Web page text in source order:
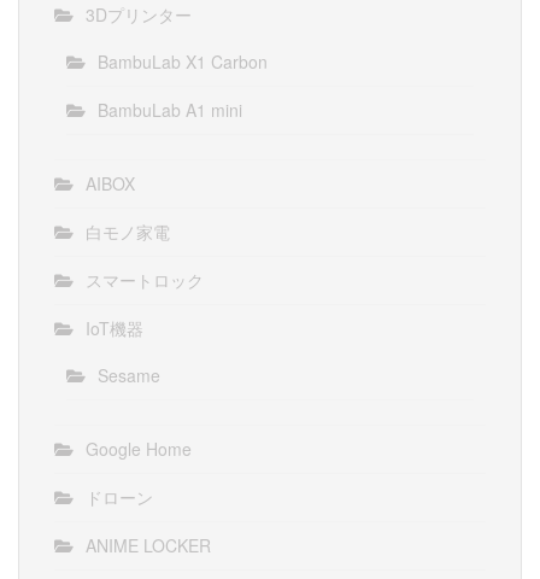
3Dプリンター
BambuLab X1 Carbon
BambuLab A1 mini
AIBOX
白モノ家電
スマートロック
IoT機器
Sesame
Google Home
ドローン
ANIME LOCKER